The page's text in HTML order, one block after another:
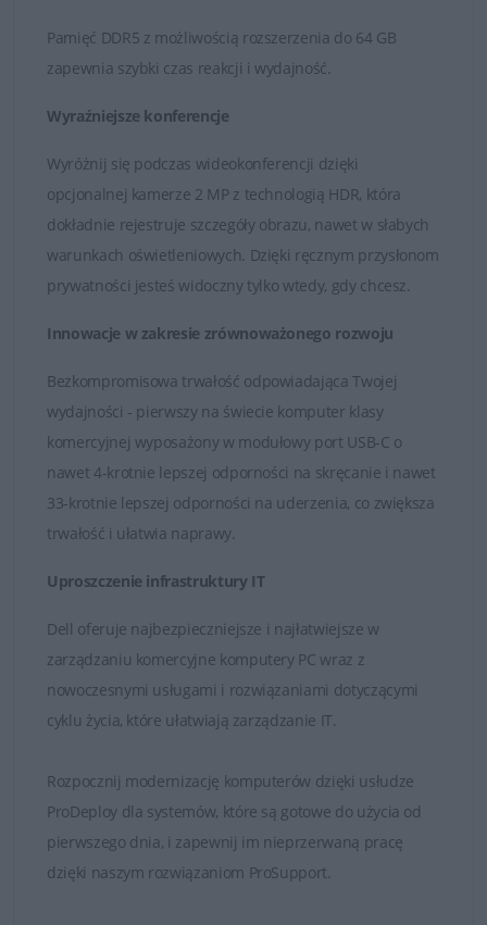
całym cyklu eksploatacji dzięki opcjom usług i
pomocy technicznej, takim jak oferta Dell
Solidne zawiasy i zapadki o zwiększonej trwałości.
Cieńka konstrukcja w celu zapewnienia
maksymalnej mobilności.
Wiele opcji połączeń oraz mobilne łącza
szerokopasmowe
podświetlenia.
Elegancki design i najlepsze wykończenie.
zakresie wytrzymałości i niezawodności.
Możliwość podłączenia stacji dokującej oraz
innych urządzeń peryferyjnych zwiększających
wygodę i komfort pracy.
Powyższy opis dotyczy serii Dell Pro. Szczegółowa
Pamięć DDR5 z możliwością rozszerzenia do 64 GB
zapewnia szybki czas reakcji i wydajność.
Wyraźniejsze konferencje
Wyróżnij się podczas wideokonferencji dzięki
opcjonalnej kamerze 2 MP z technologią HDR, która
dokładnie rejestruje szczegóły obrazu, nawet w słabych
warunkach oświetleniowych. Dzięki ręcznym przysłonom
prywatności jesteś widoczny tylko wtedy, gdy chcesz.
Innowacje w zakresie zrównoważonego rozwoju
Bezkompromisowa trwałość odpowiadająca Twojej
wydajności - pierwszy na świecie komputer klasy
komercyjnej wyposażony w modułowy port USB-C o
nawet 4-krotnie lepszej odporności na skręcanie i nawet
33-krotnie lepszej odporności na uderzenia, co zwiększa
trwałość i ułatwia naprawy.
Uproszczenie infrastruktury IT
Dell oferuje najbezpieczniejsze i najłatwiejsze w
zarządzaniu komercyjne komputery PC wraz z
nowoczesnymi usługami i rozwiązaniami dotyczącymi
cyklu życia, które ułatwiają zarządzanie IT.
Rozpocznij modernizację komputerów dzięki usłudze
ProDeploy dla systemów, które są gotowe do użycia od
pierwszego dnia, i zapewnij im nieprzerwaną pracę
dzięki naszym rozwiązaniom ProSupport.